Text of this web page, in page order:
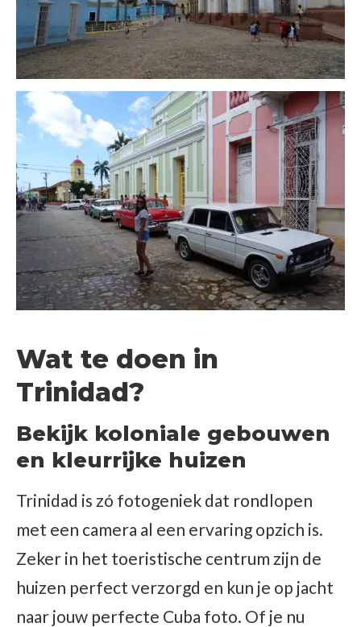
Wat te doen in
Trinidad?
Bekijk koloniale gebouwen
en kleurrijke huizen
Trinidad is zó fotogeniek dat rondlopen
met een camera al een ervaring opzich is.
Zeker in het toeristische centrum zijn de
huizen perfect verzorgd en kun je op jacht
naar jouw perfecte Cuba foto. Of je nu